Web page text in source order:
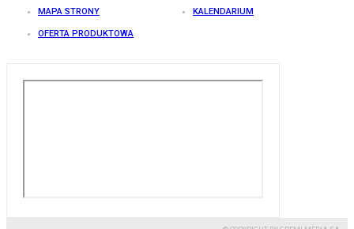
MAPA STRONY KALENDARIUM
OFERTA PRODUKTOWA